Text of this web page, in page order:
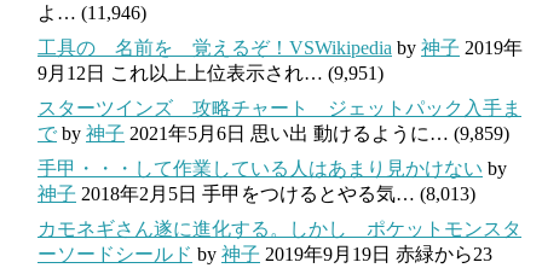
よ… (11,946)
工具の 名前を 覚えるぞ！VSWikipedia by 神子 2019年
9月12日 これ以上上位表示され… (9,951)
スターツインズ 攻略チャート ジェットパック入手ま
で by 神子 2021年5月6日 思い出 動けるように… (9,859)
手甲・・・して作業している人はあまり見かけない by
神子 2018年2月5日 手甲をつけるとやる気… (8,013)
カモネギさん遂に進化する。しかし ポケットモンスタ
ーソードシールド by 神子 2019年9月19日 赤緑から23